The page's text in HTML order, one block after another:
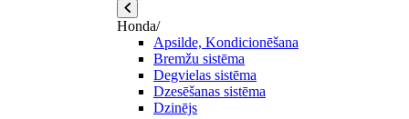
Honda/
Apsilde, Kondicionēšana
Bremžu sistēma
Degvielas sistēma
Dzesēšanas sistēma
Dzinējs